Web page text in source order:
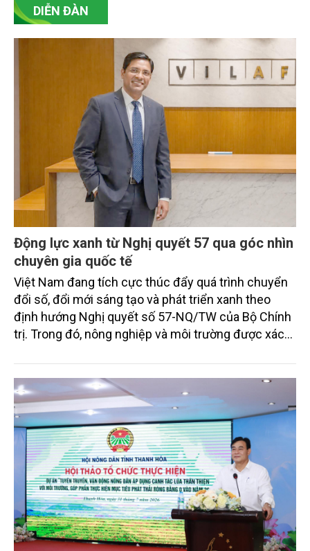
lượng cao ngày càng gia tăng, việc định vị đúng vai
trò của sâm Lai Châu có ý nghĩa quan trọng đối với
sự phát triển bền vững của địa phương và ngành
DIỄN ĐÀN
Động lực xanh từ Nghị quyết 57 qua góc nhìn
chuyên gia quốc tế
Việt Nam đang tích cực thúc đẩy quá trình chuyển
đổi số, đổi mới sáng tạo và phát triển xanh theo
định hướng Nghị quyết số 57-NQ/TW của Bộ Chính
trị. Trong đó, nông nghiệp và môi trường được xác
sắc bởi các tiến bộ công nghệ và cam kết bền vững
toàn cầu, đặc biệt là mục tiêu đưa phát thải ròng
bằng 0 (Net-Zero) vào năm 2050.